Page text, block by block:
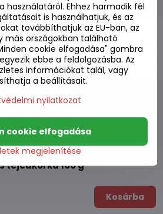
tejcukorka 100 g
Kosárba
használatáról. Ehhez harmadik fél
is használhatjuk, és az
továbbíthatjuk az EU-ban, az
más országokban található
cookie elfogadása" gombra
ebbe a feldolgozásba. Az
információkat talál, vagy
a beállításait.
nyilatkozat
megjelenítése
cookie elfogadása